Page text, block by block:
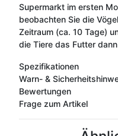
Supermarkt im ersten
beobachten Sie die
Zeitraum (ca. 10 Tage)
die Tiere das Futter
Spezifikationen
Warn- &
Bewertungen
Frage zum Artikel